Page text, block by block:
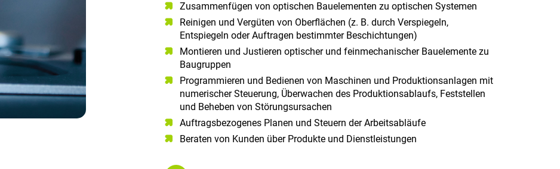
Zusammenfügen von optischen Bauelementen zu optischen Systemen
Reinigen und Vergüten von Oberflächen (z. B. durch Verspiegeln,
Entspiegeln oder Auftragen bestimmter Beschichtungen)
Montieren und Justieren optischer und feinmechanischer Bauelemente zu
Baugruppen
Programmieren und Bedienen von Maschinen und Produktionsanlagen mit
numerischer Steuerung, Überwachen des Produktionsablaufs, Feststellen
und Beheben von Störungsursachen
Auftragsbezogenes Planen und Steuern der Arbeitsabläufe
Beraten von Kunden über Produkte und Dienstleistungen